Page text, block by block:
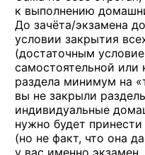
к выполнению
До зачёта/экзамена
условии закрытия
(достаточным
самостоятельной или
раздела минимум на
вы не закрыли
индивидуальные
нужно будет
(но не факт, что она
у вас именно экзамен,